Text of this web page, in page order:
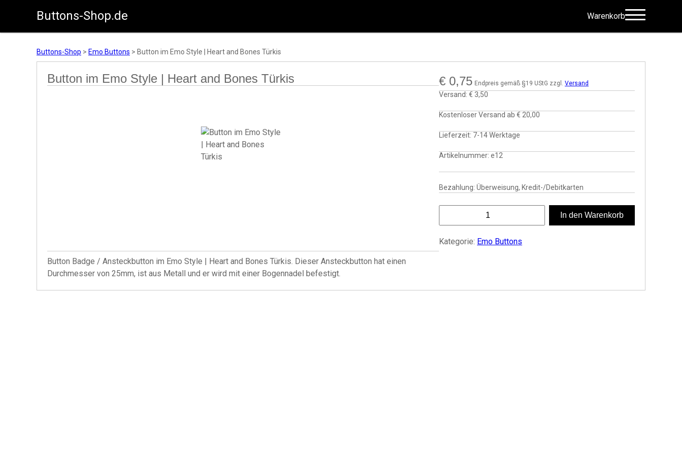
Zum Inhalt springen
Buttons-Shop.de Warenkorb
Buttons-Shop > Emo Buttons > Button im Emo Style | Heart and Bones Türkis
Button im Emo Style | Heart and Bones Türkis
Button Badge / Ansteckbutton im Emo Style | Heart and Bones Türkis. Dieser Ansteckbutton hat einen
Durchmesser von 25mm, ist aus Metall und er wird mit einer Bogennadel befestigt.
€0,75 Endpreis gemäß §19 UStG zzgl. Versand
Versand: € 3,50
Kostenloser Versand ab € 20,00
Lieferzeit: 7-14 Werktage
Artikelnummer: e12
Bezahlung: Überweisung, Kredit-/Debitkarten
Button im Emo Style | Heart and Bones Türkis Menge
In den Warenkorb
Kategorie: Emo Buttons